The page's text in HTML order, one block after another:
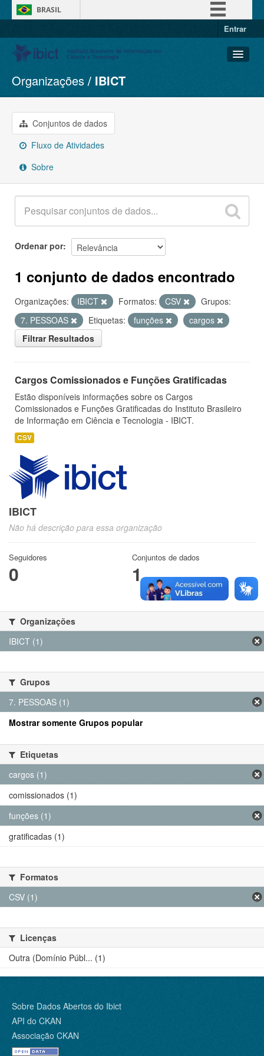
BRASIL
Entrar
Conjuntos de dados
Organizações
Grupos
Sobre
Organizações IBICT
Conjuntos de dados
Fluxo de Atividades
Sobre
Ordenar por
1 conjunto de dados encontrado
Organizações: IBICT Formatos: CSV
Grupos:
7. PESSOAS
Etiquetas: funções
cargos
Filtrar Resultados
Cargos Comissionados e Funções Gratificadas
Estão disponíveis informações sobre os Cargos
Comissionados e Funções Gratificadas do Instituto Brasileiro
de Informação em Ciência e Tecnologia - IBICT.
CSV
IBICT
Não há descrição para essa organização
Seguidores
0
Conjuntos de dados
1
Organizações
IBICT (1)
Grupos
7. PESSOAS (1)
Mostrar somente Grupos popular
Etiquetas
cargos (1)
comissionados (1)
funções (1)
gratificadas (1)
Formatos
CSV (1)
Licenças
Outra (Domínio Públ... (1)
Sobre Dados Abertos do Ibict
API do CKAN
Associação CKAN